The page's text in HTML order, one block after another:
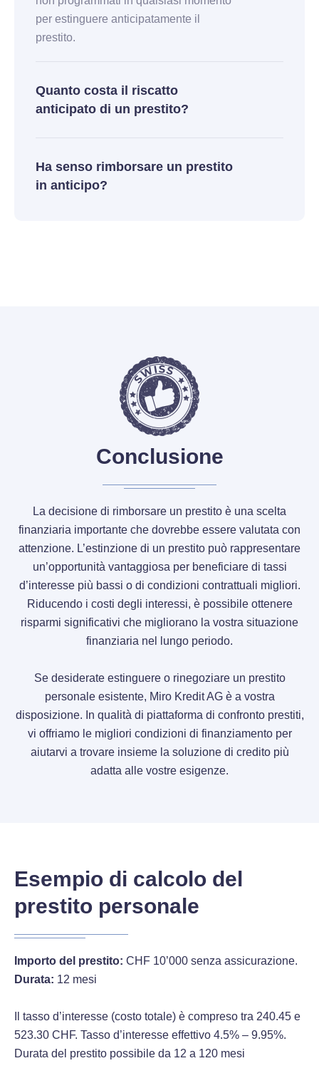
per estinguere anticipatamente il
prestito.
Quanto costa il riscatto
anticipato di un prestito?
Ha senso rimborsare un prestito
in anticipo?
Conclusione
La decisione di rimborsare un prestito è una scelta
finanziaria importante che dovrebbe essere valutata con
attenzione. L’estinzione di un prestito può rappresentare
un’opportunità vantaggiosa per beneficiare di tassi
d’interesse più bassi o di condizioni contrattuali migliori.
Riducendo i costi degli interessi, è possibile ottenere
risparmi significativi che migliorano la vostra situazione
finanziaria nel lungo periodo.
Se desiderate estinguere o rinegoziare un prestito
personale esistente, Miro Kredit AG è a vostra
disposizione. In qualità di piattaforma di confronto prestiti,
vi offriamo le migliori condizioni di finanziamento per
aiutarvi a trovare insieme la soluzione di credito più
adatta alle vostre esigenze.
Esempio di calcolo del
prestito personale
Importo del prestito: CHF 10’000 senza assicurazione.
Durata: 12 mesi
Il tasso d’interesse (costo totale) è compreso tra 240.45 e
523.30 CHF. Tasso d’interesse effettivo 4.5% – 9.95%.
Durata del prestito possibile da 12 a 120 mesi